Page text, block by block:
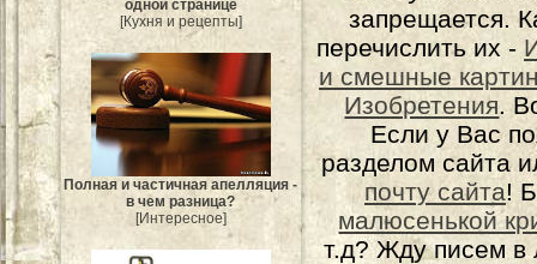
одной странице
[Кухня и рецепты]
Полная и частичная апелляция -
в чем разница?
[Интересное]
запрещается.
перечислить их -
и смешные
Изобретения.
Если у Вас
разделом сайта
почту сайта!
малюсенькой
т.д? Жду писем в